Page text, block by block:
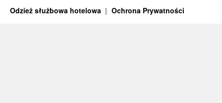
Odzież służbowa hotelowa Ochrona Prywatności